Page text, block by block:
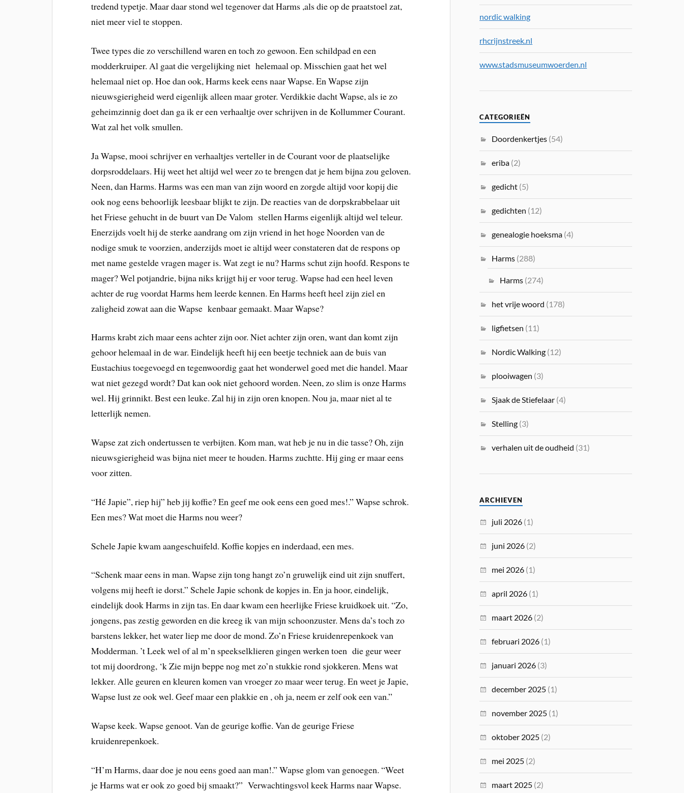
tredend typetje. Maar daar stond wel tegenover dat Harms ,als die op de praatstoel zat,
niet meer viel te stoppen.
Twee types die zo verschillend waren en toch zo gewoon. Een schildpad en een
modderkruiper. Al gaat die vergelijking niet helemaal op. Misschien gaat het wel
helemaal niet op. Hoe dan ook, Harms keek eens naar Wapse. En Wapse zijn
nieuwsgierigheid werd eigenlijk alleen maar groter. Verdikkie dacht Wapse, als ie zo
geheimzinnig doet dan ga ik er een verhaaltje over schrijven in de Kollummer Courant.
Wat zal het volk smullen.
Ja Wapse, mooi schrijver en verhaaltjes verteller in de Courant voor de plaatselijke
dorpsroddelaars. Hij weet het altijd wel weer zo te brengen dat je hem bijna zou geloven.
Neen, dan Harms. Harms was een man van zijn woord en zorgde altijd voor kopij die
ook nog eens behoorlijk leesbaar blijkt te zijn. De reacties van de dorpskrabbelaar uit
het Friese gehucht in de buurt van De Valom stellen Harms eigenlijk altijd wel teleur.
Enerzijds voelt hij de sterke aandrang om zijn vriend in het hoge Noorden van de
nodige smuk te voorzien, anderzijds moet ie altijd weer constateren dat de respons op
met name gestelde vragen mager is. Wat zegt ie nu? Harms schut zijn hoofd. Respons te
mager? Wel potjandrie, bijna niks krijgt hij er voor terug. Wapse had een heel leven
achter de rug voordat Harms hem leerde kennen. En Harms heeft heel zijn ziel en
zaligheid zowat aan die Wapse kenbaar gemaakt. Maar Wapse?
Harms krabt zich maar eens achter zijn oor. Niet achter zijn oren, want dan komt zijn
gehoor helemaal in de war. Eindelijk heeft hij een beetje techniek aan de buis van
Eustachius toegevoegd en tegenwoordig gaat het wonderwel goed met die handel. Maar
wat niet gezegd wordt? Dat kan ook niet gehoord worden. Neen, zo slim is onze Harms
wel. Hij grinnikt. Best een leuke. Zal hij in zijn oren knopen. Nou ja, maar niet al te
letterlijk nemen.
Wapse zat zich ondertussen te verbijten. Kom man, wat heb je nu in die tasse? Oh, zijn
nieuwsgierigheid was bijna niet meer te houden. Harms zuchtte. Hij ging er maar eens
voor zitten.
“Hé Japie”, riep hij” heb jij koffie? En geef me ook eens een goed mes!.” Wapse schrok.
Een mes? Wat moet die Harms nou weer?
Schele Japie kwam aangeschuifeld. Koffie kopjes en inderdaad, een mes.
“Schenk maar eens in man. Wapse zijn tong hangt zo’n gruwelijk eind uit zijn snuffert,
volgens mij heeft ie dorst.” Schele Japie schonk de kopjes in. En ja hoor, eindelijk,
eindelijk dook Harms in zijn tas. En daar kwam een heerlijke Friese kruidkoek uit. “Zo,
jongens, pas zestig geworden en die kreeg ik van mijn schoonzuster. Mens da’s toch zo
barstens lekker, het water liep me door de mond. Zo’n Friese kruidenrepenkoek van
Modderman. ’t Leek wel of al m’n speekselklieren gingen werken toen die geur weer
tot mij doordrong, ‘k Zie mijn beppe nog met zo’n stukkie rond sjokkeren. Mens wat
lekker. Alle geuren en kleuren komen van vroeger zo maar weer terug. En weet je Japie,
Wapse lust ze ook wel. Geef maar een plakkie en , oh ja, neem er zelf ook een van.”
Wapse keek. Wapse genoot. Van de geurige koffie. Van de geurige Friese
kruidenrepenkoek.
“H’m Harms, daar doe je nou eens goed aan man!.” Wapse glom van genoegen. “Weet
je Harms wat er ook zo goed bij smaakt?” Verwachtingsvol keek Harms naar Wapse.
nordic walking
rhcrijnstreek.nl
www.stadsmuseumwoerden.nl
CATEGORIEËN
Doordenkertjes (54)
eriba (2)
gedicht (5)
gedichten (12)
genealogie hoeksma (4)
Harms (288)
Harms (274)
het vrije woord (178)
ligfietsen (11)
Nordic Walking (12)
plooiwagen (3)
Sjaak de Stiefelaar (4)
Stelling (3)
verhalen uit de oudheid (31)
ARCHIEVEN
juli 2026 (1)
juni 2026 (2)
mei 2026 (1)
april 2026 (1)
maart 2026 (2)
februari 2026 (1)
januari 2026 (3)
december 2025 (1)
november 2025 (1)
oktober 2025 (2)
mei 2025 (2)
maart 2025 (2)